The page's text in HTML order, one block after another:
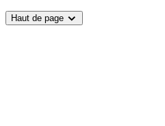
Haut de page